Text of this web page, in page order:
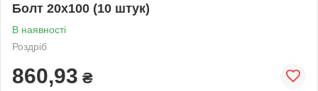
Болт 20х100 (10 штук)
В наявності
Роздріб
860,93 ₴